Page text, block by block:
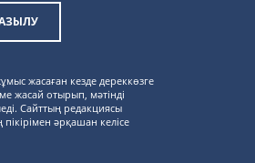
жасаған кезде дереккөзге
жасай отырып, мәтінді
Сайттың редакциясы
әрқашан келісе